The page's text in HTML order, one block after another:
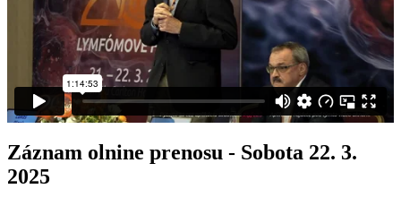
Záznam olnine prenosu - Sobota 22. 3.
2025